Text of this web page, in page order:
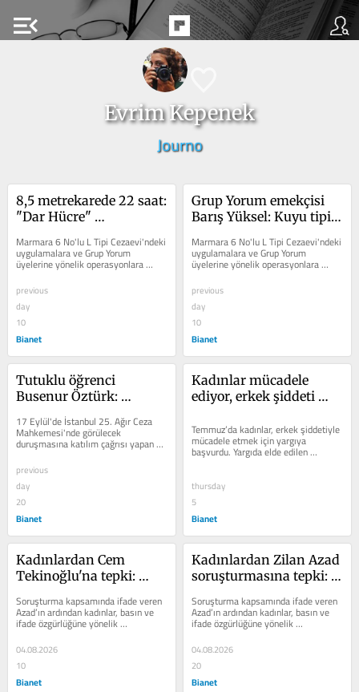
menu_open
Evrim Kepenek
Journo
8,5 metrekarede 22 saat:
"Dar Hücre"
açlık grevi 90. gününde
Marmara 6 No'lu L Tipi Cezaevi'ndeki
uygulamalara ve Grup Yorum
üyelerine yönelik operasyonlara
dikkat çekerek basın emekçilerine
"ses olun" diye...
previous
day
10
Bianet
Grup Yorum emekçisi
Barış Yüksel: Kuyu tipi
mücadele sürüyor
Marmara 6 No'lu L Tipi Cezaevi'ndeki
uygulamalara ve Grup Yorum
üyelerine yönelik operasyonlara
dikkat çekerek basın emekçilerine
"ses olun" diye...
previous
day
10
Bianet
Tutuklu öğrenci
Busenur Öztürk:
“Sesimi duyurun,
duruşmama gelin”
17 Eylül'de İstanbul 25. Ağır Ceza
Mahkemesi'nde görülecek
duruşmasına katılım çağrısı yapan
Öztürk, "Bu satırları bir çağrı, bir...
previous
day
20
Bianet
Kadınlar mücadele
ediyor, erkek şiddeti
Temmuz’da kadınlar, erkek şiddetiyle
mücadele etmek için yargıya
başvurdu. Yargıda elde edilen
kazanımlar, şiddet uygulayan
thursday
5
Bianet
Kadınlardan Cem
Tekinoğlu'na tepki:
yerine gazeteciler hedef
alınıyor”
Soruşturma kapsamında ifade veren
Azad’ın ardından kadınlar, basın ve
ifade özgürlüğüne yönelik
soruşturmayı protesto etmek
amacıyla...
04.08.2026
10
Bianet
Kadınlardan Zilan Azad
soruşturmasına tepki:
yerine gazeteciler hedef
alınıyor”
Soruşturma kapsamında ifade veren
Azad’ın ardından kadınlar, basın ve
ifade özgürlüğüne yönelik
soruşturmayı protesto etmek
amacıyla...
04.08.2026
20
Bianet